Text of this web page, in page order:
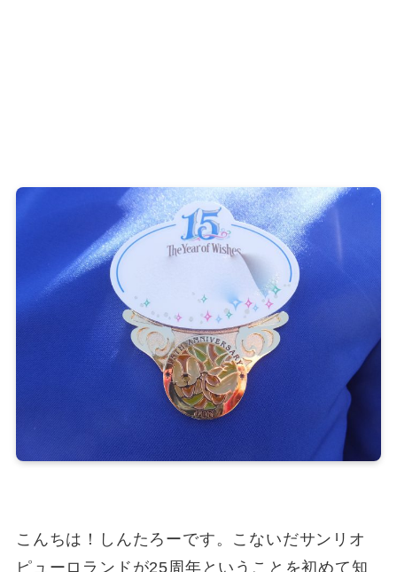
こんちは！しんたろーです。こないだサンリオ
ピューロランドが25周年ということを初めて知